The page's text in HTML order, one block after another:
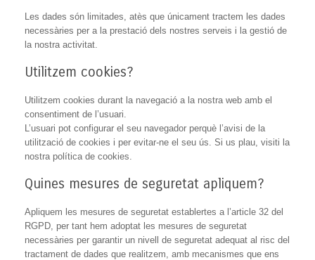
Les dades són limitades, atès que únicament tractem les dades
necessàries per a la prestació dels nostres serveis i la gestió de
la nostra activitat.
Utilitzem cookies?
Utilitzem cookies durant la navegació a la nostra web amb el
consentiment de l’usuari.
L’usuari pot configurar el seu navegador perquè l’avisi de la
utilització de cookies i per evitar-ne el seu ús. Si us plau, visiti la
nostra política de cookies.
Quines mesures de seguretat apliquem?
Apliquem les mesures de seguretat establertes a l’article 32 del
RGPD, per tant hem adoptat les mesures de seguretat
necessàries per garantir un nivell de seguretat adequat al risc del
tractament de dades que realitzem, amb mecanismes que ens